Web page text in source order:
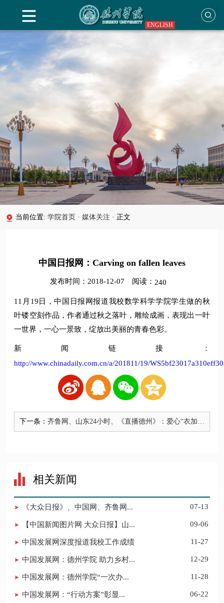
ENGLISH
当前位置:学院首页 · 媒体关注 · 正文
中国日报网：Carving on fallen leaves
发布时间：2018-12-07 阅读： 240
11月19日，中国日报网报道我校数学科学学院学生做的秋
叶镂空刻作品，作者通过秋之落叶，雕绘成画，表现出一叶
一世界，一心一景致，绽放出美丽的青春色彩。
新闻链接：
http://www.chinadaily.com.cn/a/201811/19/
下一条：齐鲁网、山东24小时、《直播德州》：爱心“衣加衣”
冬日送温暖
相关新闻
《大众日报》、中国网、齐鲁网... 07-13
【中国新闻图片网 大众日报】山... 09-06
中国发展网深度报道我校工作成绩 11-27
中国发展网：德州学院 助力乡村... 12-29
中国发展网：德州学院“一次办... 11-28
中国发展网：“行动方案”彰显... 06-22